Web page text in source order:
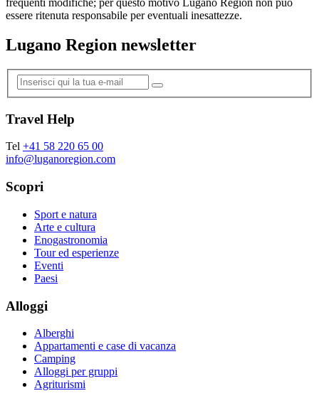
essere ritenuta responsabile per eventuali inesattezze.
Lugano Region newsletter
Travel Help
Tel +41 58 220 65 00
info@luganoregion.com
Scopri
Sport e natura
Arte e cultura
Enogastronomia
Tour ed esperienze
Eventi
Paesi
Alloggi
Alberghi
Appartamenti e case di vacanza
Camping
Alloggi per gruppi
Agriturismi